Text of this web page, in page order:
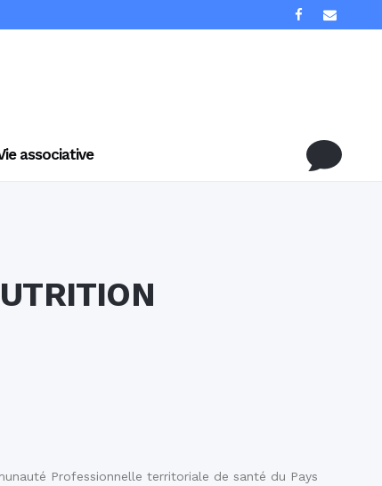
associative
Professionnelle territoriale de santé du Pays